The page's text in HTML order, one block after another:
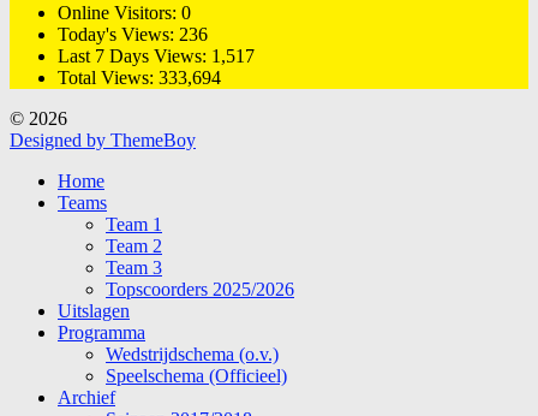
Online Visitors: 0
Today's Views: 236
Last 7 Days Views: 1,517
Total Views: 333,694
© 2026
Designed by ThemeBoy
Home
Teams
Team 1
Team 2
Team 3
Topscoorders 2025/2026
Uitslagen
Programma
Wedstrijdschema (o.v.)
Speelschema (Officieel)
Archief